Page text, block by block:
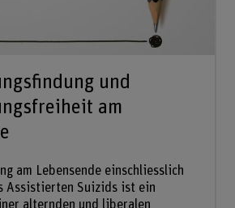
und
am
am Lebensende einschliesslich
Assistierten Suizids ist ein
alternden und liberalen